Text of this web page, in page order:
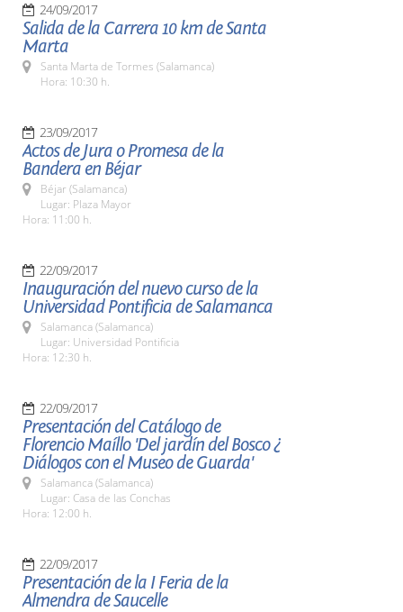
24/09/2017
Salida de la Carrera 10 km de Santa
Marta
Santa Marta de Tormes (Salamanca)
Hora: 10:30 h.
23/09/2017
Actos de Jura o Promesa de la
Bandera en Béjar
Béjar (Salamanca)
Lugar: Plaza Mayor
Hora: 11:00 h.
22/09/2017
Inauguración del nuevo curso de la
Universidad Pontificia de Salamanca
Salamanca (Salamanca)
Lugar: Universidad Pontificia
Hora: 12:30 h.
22/09/2017
Presentación del Catálogo de
Florencio Maíllo 'Del jardín del Bosco ¿
Diálogos con el Museo de Guarda'
Salamanca (Salamanca)
Lugar: Casa de las Conchas
Hora: 12:00 h.
22/09/2017
Presentación de la I Feria de la
Almendra de Saucelle